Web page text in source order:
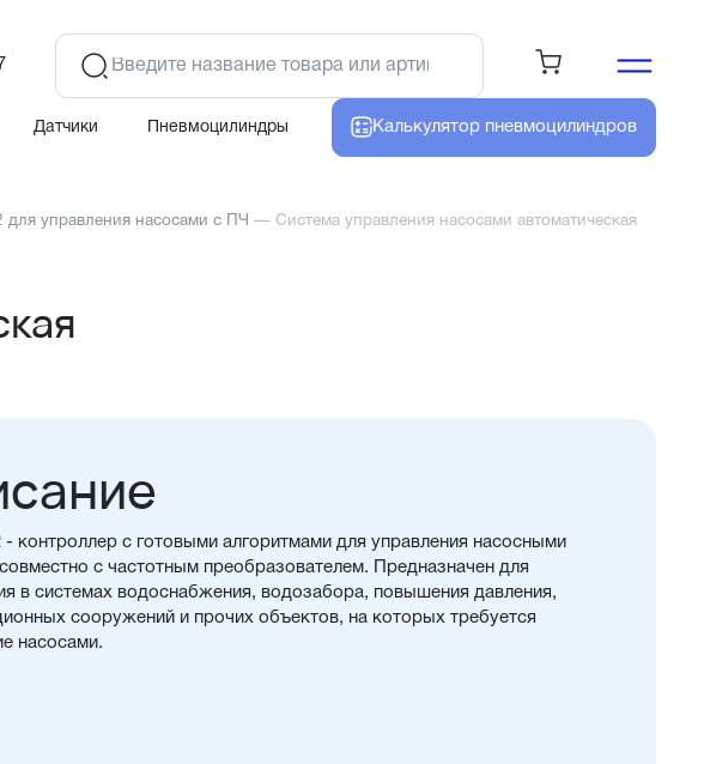
Датчики Пневмоцилиндры Калькулятор пневмоцилиндров
управления насосами с ПЧ — Система управления насосами автоматическая
контроллер с готовыми алгоритмами для управления насосными
с частотным преобразователем. Предназначен для
в системах водоснабжения, водозабора, повышения давления,
сооружений и прочих объектов, на которых требуется
насосами.